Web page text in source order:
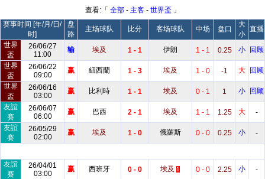
查看:「 全部- 主客- 世界盃 」
赛事时间 [年/月/日/
时]
盘
路
主场球队 比分 客场球队 中场 盘口
大
小
直播
世界
盃
26/06/27
11:00
输 埃及 1 - 1 伊朗 1 - 1 0.25 小
回顾
世界
盃
26/06/22
09:00
赢 紐西蘭 1 - 3 埃及 1 - 0 -1 大
回顾
世界
盃
26/06/16
03:00
赢 比利時 1 - 1 埃及 0 - 1 1 小
回顾
友誼
賽
26/06/07
06:00
赢 巴西 2 - 1 埃及 1 - 1 1.25 大
-
友誼
賽
26/05/29
02:00
赢 埃及 1 - 0 俄羅斯 0 - 0 0.25 小 -
友誼
賽
26/04/01
03:00
赢 西班牙 0 - 0 埃及 1 0 - 0 2.25 小
-